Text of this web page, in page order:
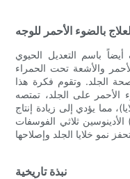
بالضوء الأحمر للوجه
باسم التعديل الحيوي
والأشعة تحت الحمراء
الجلد. وتقوم فكرة هذا
الأحمر على الجلد، تمتصه
مما يؤدي إلى زيادة إنتاج
الأدينوسين ثلاثي الفوسفات (ATP). ويمكن لهذه الزيادة في إنتاج ATP
نبذة تاريخية